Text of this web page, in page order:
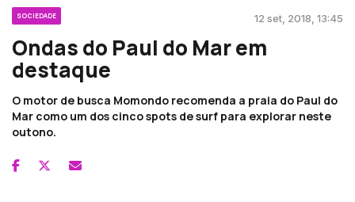
SOCIEDADE 12 set, 2018, 13:45
Ondas do Paul do Mar em
destaque
O motor de busca Momondo recomenda a praia do Paul do
Mar como um dos cinco spots de surf para explorar neste
outono.